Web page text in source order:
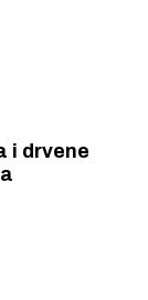
i drvene